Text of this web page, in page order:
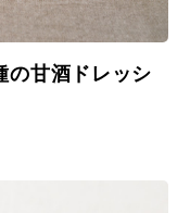
の甘酒ドレッシ